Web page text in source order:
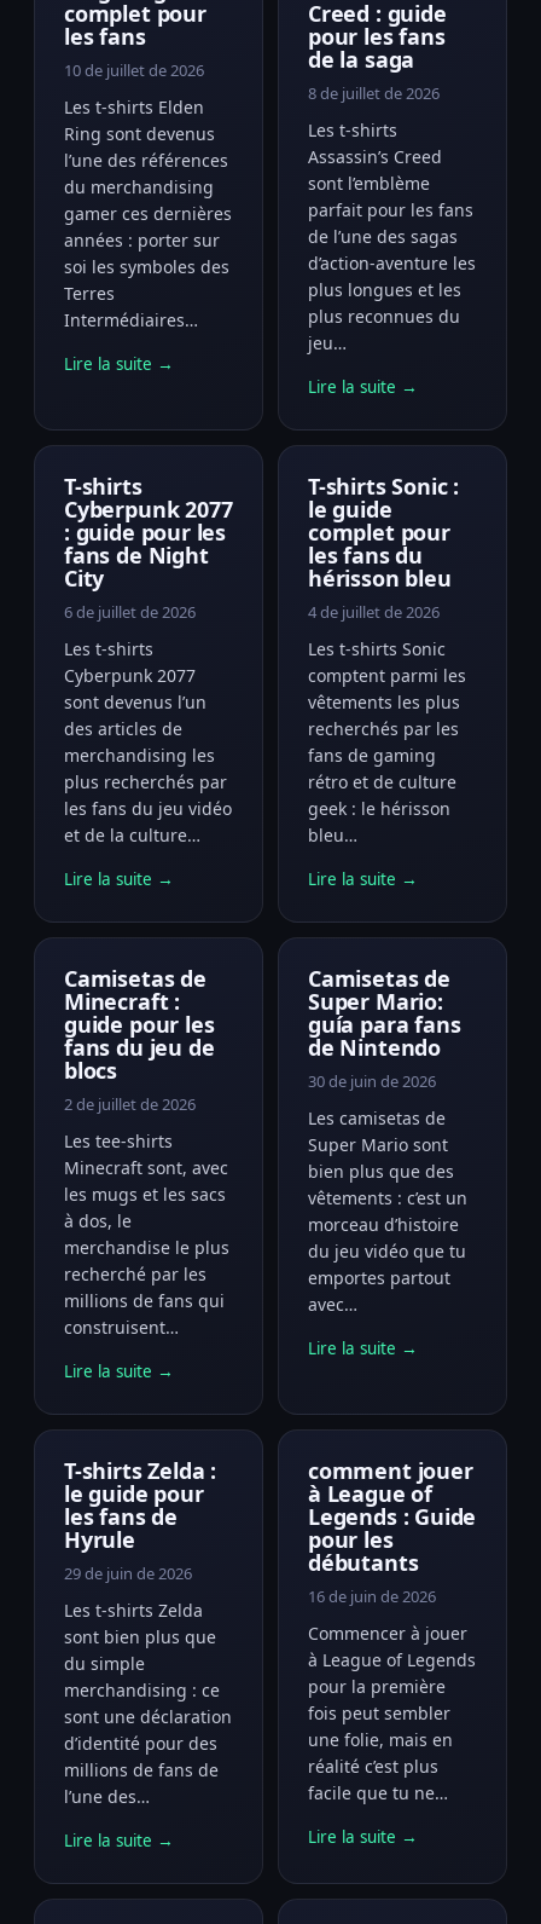
complet pour
les fans
10 de juillet de 2026
Les t-shirts Elden
Ring sont devenus
l’une des références
du merchandising
gamer ces dernières
années : porter sur
soi les symboles des
Terres
Intermédiaires…
Lire la suite →
Creed : guide
pour les fans
de la saga
8 de juillet de 2026
Les t-shirts
Assassin’s Creed
sont l’emblème
parfait pour les fans
de l’une des sagas
d’action-aventure les
plus longues et les
plus reconnues du
jeu…
Lire la suite →
T-shirts
Cyberpunk 2077
: guide pour les
fans de Night
City
6 de juillet de 2026
Les t-shirts
Cyberpunk 2077
sont devenus l’un
des articles de
merchandising les
plus recherchés par
les fans du jeu vidéo
et de la culture…
Lire la suite →
T-shirts Sonic :
le guide
complet pour
les fans du
hérisson bleu
4 de juillet de 2026
Les t-shirts Sonic
comptent parmi les
vêtements les plus
recherchés par les
fans de gaming
rétro et de culture
geek : le hérisson
bleu…
Lire la suite →
Camisetas de
Minecraft :
guide pour les
fans du jeu de
blocs
2 de juillet de 2026
Les tee-shirts
Minecraft sont, avec
les mugs et les sacs
à dos, le
merchandise le plus
recherché par les
millions de fans qui
construisent…
Lire la suite →
Camisetas de
Super Mario:
guía para fans
de Nintendo
30 de juin de 2026
Les camisetas de
Super Mario sont
bien plus que des
vêtements : c’est un
morceau d’histoire
du jeu vidéo que tu
emportes partout
avec…
Lire la suite →
T-shirts Zelda :
le guide pour
les fans de
Hyrule
29 de juin de 2026
Les t-shirts Zelda
sont bien plus que
du simple
merchandising : ce
sont une déclaration
d’identité pour des
millions de fans de
l’une des…
Lire la suite →
comment jouer
à League of
Legends : Guide
pour les
débutants
16 de juin de 2026
Commencer à jouer
à League of Legends
pour la première
fois peut sembler
une folie, mais en
réalité c’est plus
facile que tu ne…
Lire la suite →